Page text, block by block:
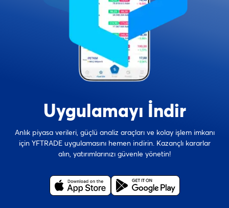
Uygulamayı İndir
Anlık piyasa verileri, güçlü analiz araçları ve kolay işlem imkanı
için YFTRADE uygulamasını hemen indirin. Kazançlı kararlar
alın, yatırımlarınızı güvenle yönetin!